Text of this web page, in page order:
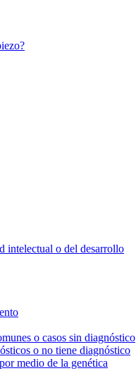
intelectual o del desarrollo
o casos sin diagnóstico
o no tiene diagnóstico
medio de la genética